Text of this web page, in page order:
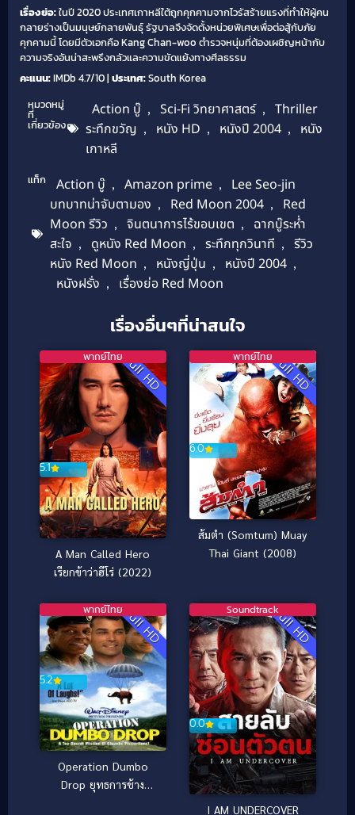
เรื่องย่อ:ในปี 2020 ประเทศเกาหลีใต้ถูกคุกคามจากไวรัสร้ายแรงที่ทำให้ผู้คน
กลายร่างเป็นมนุษย์กลายพันธุ์ รัฐบาลจึงจัดตั้งหน่วยพิเศษเพื่อต่อสู้กับภัย
คุกคามนี้ โดยมีตัวเอกคือ Kang Chan-woo ตำรวจหนุ่มที่ต้องเผชิญหน้ากับ
ความจริงอันน่าสะพรึงกลัวและความขัดแย้งทางศีลธรรม
คะแนน:IMDb 4.7/10 | ประเทศ:South Korea
หมวดหมู่
ที่
เกี่ยวข้อง
Action บู๊ , Sci-Fi วิทยาศาสตร์ ,
Thriller
ระทึกขวัญ , หนัง HD , หนังปี 2004 ,
หนัง
เกาหลี
แท็ก Action บู๊ , Amazon prime ,
Lee Seo-jin
บทบาทน่าจับตามอง , Red Moon 2004 ,
Red
Moon รีวิว , จินตนาการไร้ขอบเขต ,
ฉากบู๊ระห่ำ
สะใจ , ดูหนัง Red Moon , ระทึกทุกวินาที ,
รีวิว
หนัง Red Moon , หนังญี่ปุ่น , หนังปี 2004 ,
หนังฝรั่ง , เรื่องย่อ Red Moon
เรื่องอื่นๆที่น่าสนใจ
Full HD
5.1
พากย์ไทย
A Man Called Hero
เรียกข้าว่าฮีโร่ (2022)
Full HD
6.0
พากย์ไทย
ส้มตำ (Somtum) Muay
Thai Giant (2008)
Full HD
5.2
พากย์ไทย
Operation Dumbo
Drop ยุทธการช้าง
Full HD
0.0
Soundtrack
I AM UNDERCOVER